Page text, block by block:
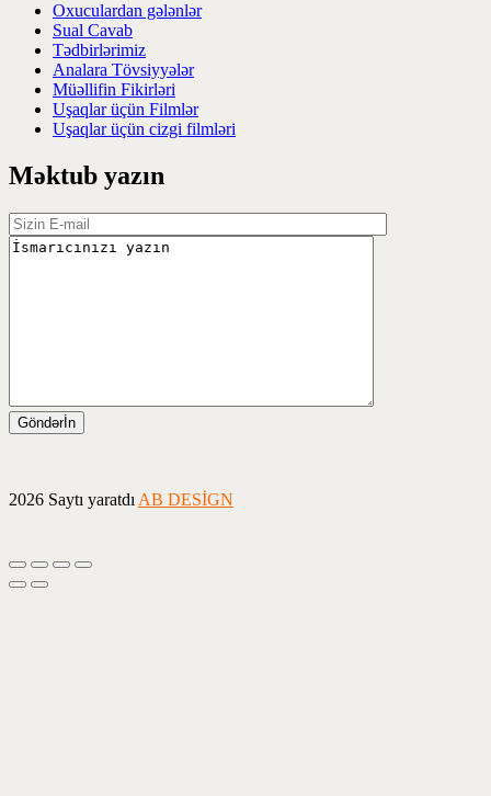
Oxuculardan gələnlər
Sual Cavab
Tədbirlərimiz
Analara Tövsiyyələr
Müəllifin Fikirləri
Uşaqlar üçün Filmlər
Uşaqlar üçün cizgi filmləri
Məktub yazın
2026 Saytı yaratdı AB DESİGN